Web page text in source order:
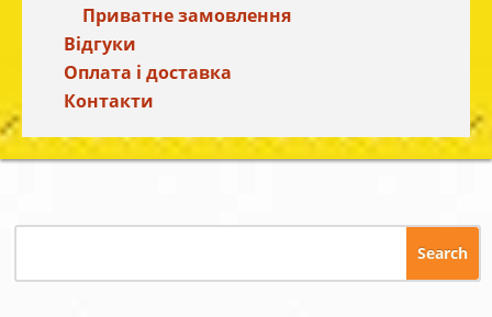
Приватне замовлення
Відгуки
Оплата і доставка
Контакти